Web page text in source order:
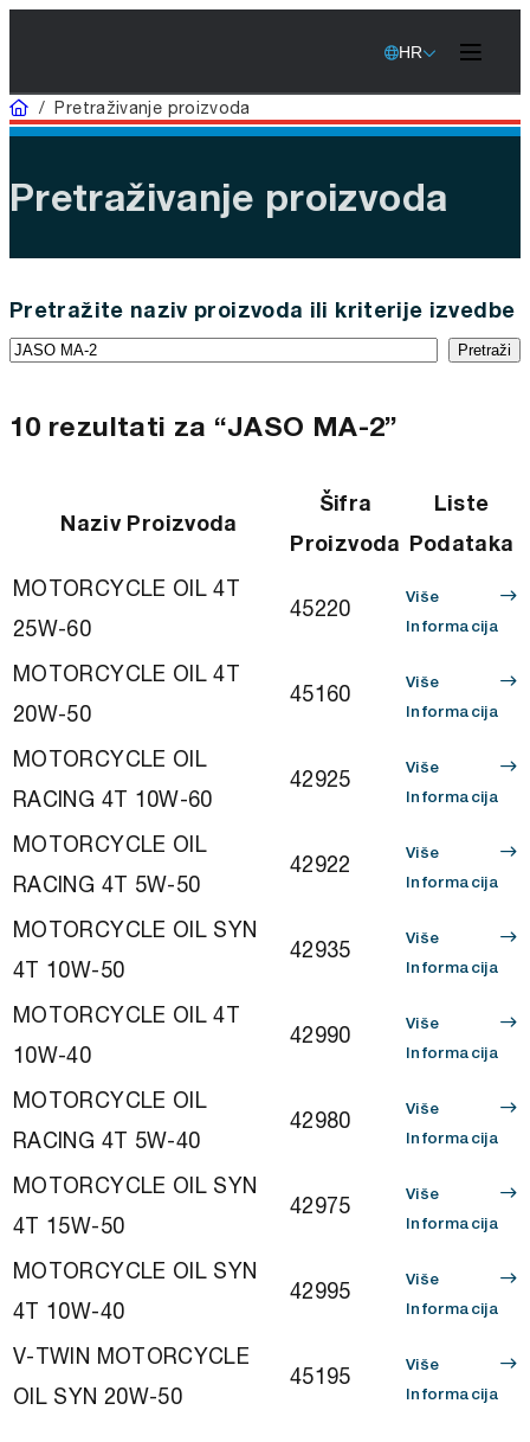
HR
Home
/Pretraživanje proizvoda
Pretraživanje proizvoda
Pretražite naziv proizvoda ili kriterije izvedbe
Pretraži
10 rezultati za “JASO MA-2”
Naziv Proizvoda
Šifra
Proizvoda
Liste
Podataka
MOTORCYCLE OIL 4T
25W-60
45220
Više
Informacija
MOTORCYCLE OIL 4T
20W-50
45160
Više
Informacija
MOTORCYCLE OIL
RACING 4T 10W-60
42925
Više
Informacija
MOTORCYCLE OIL
RACING 4T 5W-50
42922
Više
Informacija
MOTORCYCLE OIL SYN
4T 10W-50
42935
Više
Informacija
MOTORCYCLE OIL 4T
10W-40
42990
Više
Informacija
MOTORCYCLE OIL
RACING 4T 5W-40
42980
Više
Informacija
MOTORCYCLE OIL SYN
4T 15W-50
42975
Više
Informacija
MOTORCYCLE OIL SYN
4T 10W-40
42995
Više
Informacija
V-TWIN MOTORCYCLE
OIL SYN 20W-50
45195
Više
Informacija